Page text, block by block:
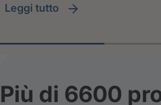
leggi tutto
Più di 6600